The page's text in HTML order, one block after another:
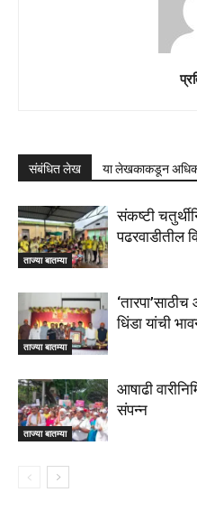
संबंधित लेख या लेखकाकडून
ताज्या बातम्या
संकष्टी
पढरवाडीतील
ताज्या बातम्या
धिंडा यांची
ताज्या बातम्या
आषाढी
संपन्न